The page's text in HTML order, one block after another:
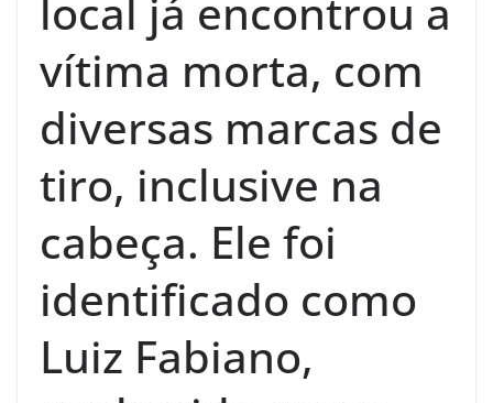
local já encontrou a
vítima morta, com
diversas marcas de
tiro, inclusive na
cabeça. Ele foi
identificado como
Luiz Fabiano,